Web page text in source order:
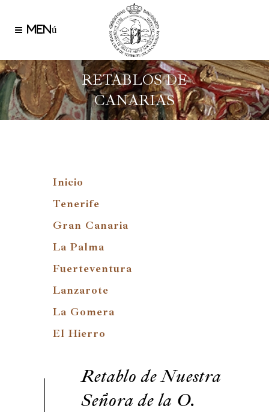
RETABLOS DE
CANARIAS
Inicio
Tenerife
Gran Canaria
La Palma
Fuerteventura
Lanzarote
La Gomera
El Hierro
Retablo de Nuestra
Señora de la O.